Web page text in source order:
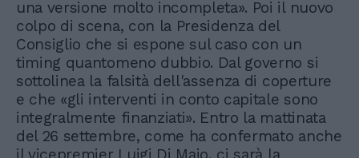
una versione molto incompleta». Poi il nuovo
colpo di scena, con la Presidenza del
Consiglio che si espone sul caso con un
timing quantomeno dubbio. Dal governo si
sottolinea la falsità dell'assenza di coperture
e che «gli interventi in conto capitale sono
integralmente finanziati». Entro la mattinata
del 26 settembre, come ha confermato anche
il vicepremier Luigi Di Maio, ci sarà la